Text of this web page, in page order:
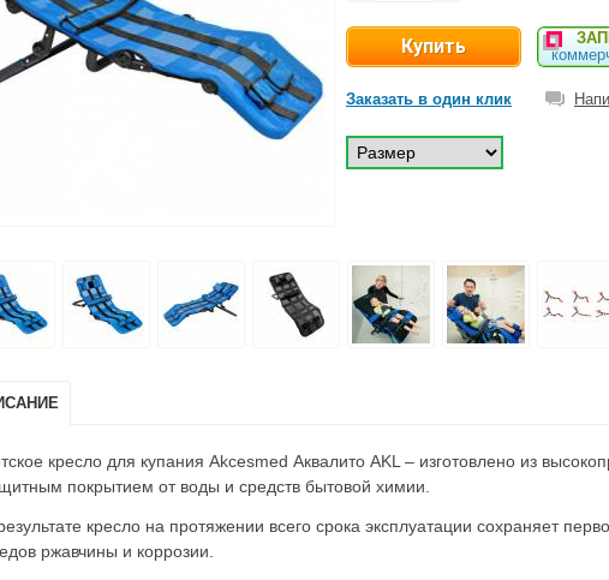
Заказать в один клик
кресло для купания Akcesmed Аквалито AKL – изготовлено из
покрытием от воды и средств бытовой химии.
кресло на протяжении всего срока эксплуатации сохраняет
ржавчины и коррозии.